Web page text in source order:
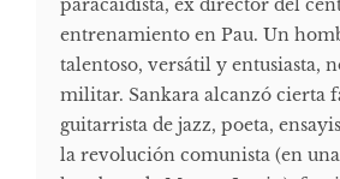
paracaidista, ex director del
entrenamiento en Pau. Un
talentoso, versátil y entusiasta,
militar. Sankara alcanzó cierta
guitarrista de jazz, poeta,
la revolución comunista (en